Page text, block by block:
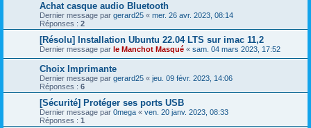
Achat casque audio Bluetooth
Dernier message par gerard25 « mer. 26 avr. 2023, 08:14
Réponses : 2
[Résolu] Installation Ubuntu 22.04 LTS sur imac 11,2
Dernier message par le Manchot Masqué « sam. 04 mars 2023, 17:52
Choix Imprimante
Dernier message par gerard25 « jeu. 09 févr. 2023, 14:06
Réponses : 6
[Sécurité] Protéger ses ports USB
Dernier message par 0mega « ven. 20 janv. 2023, 08:33
Réponses : 1